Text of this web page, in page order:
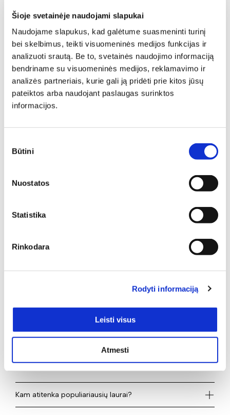
Šioje svetainėje naudojami slapukai
Naudojame slapukus, kad galėtume suasmeninti turinį
bei skelbimus, teikti visuomeninės medijos funkcijas ir
analizuoti srautą. Be to, svetainės naudojimo informaciją
bendriname su visuomeninės medijos, reklamavimo ir
analizės partneriais, kurie gali ją pridėti prie kitos jūsų
pateiktos arba naudojant paslaugas surinktos
informacijos.
pasirinkimas
Būtini
Nuostatos
Statistika
Rinkodara
Rodyti informaciją
Leisti visus
Atmesti
Minkšti baldai -
jaukumas ir stilius jūsų
namuose
Minkšti baldai yra vienas svarbiausių interjero elementų,
kuris suteikia erdvei jaukumo, estetikos ir patogumo. Jie
gali tapti pagrindiniu akcentu, subalansuoti kambario
proporcijas ar tiesiog sukurti vietą atsipalaidavimui.
namų gyventojams. Kiekvienas baldas atlieka tikslinę
savo funkciją, tačiau drauge jie prisideda ir prie jaukumo,
tekstūromis kurti kokį tik norite stilių. Pirkėjams naudinga
viską rasti vienoje vietoje, todėl šioje el. parduotuvėje
populiariausių čia yra Klasikiniai odiniai svetainės baldai. 1
puikus pasirinkimas kiekvienam iš Jūsų!
Jei domina šios prekių grupės naujienos, neabejojame,
kad Jums patiks . Ir simpatijas pelnys ne tik pats baldas,
bet ir – neslėpkime – jo kaina, siekianti 0 Eur.
Kam atitenka populiariausių laurai?